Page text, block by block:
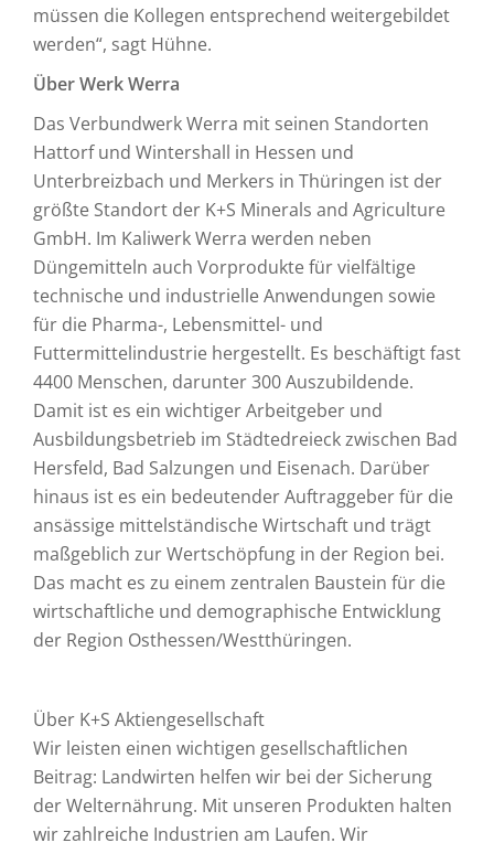
müssen die Kollegen entsprechend weitergebildet
werden“, sagt Hühne.
Über Werk Werra
Das Verbundwerk Werra mit seinen Standorten
Hattorf und Wintershall in Hessen und
Unterbreizbach und Merkers in Thüringen ist der
größte Standort der K+S Minerals and Agriculture
GmbH. Im Kaliwerk Werra werden neben
Düngemitteln auch Vorprodukte für vielfältige
technische und industrielle Anwendungen sowie
für die Pharma-, Lebensmittel- und
Futtermittelindustrie hergestellt. Es beschäftigt fast
4400 Menschen, darunter 300 Auszubildende.
Damit ist es ein wichtiger Arbeitgeber und
Ausbildungsbetrieb im Städtedreieck zwischen Bad
Hersfeld, Bad Salzungen und Eisenach. Darüber
hinaus ist es ein bedeutender Auftraggeber für die
ansässige mittelständische Wirtschaft und trägt
maßgeblich zur Wertschöpfung in der Region bei.
Das macht es zu einem zentralen Baustein für die
wirtschaftliche und demographische Entwicklung
der Region Osthessen/Westthüringen.
Über K+S Aktiengesellschaft
Wir leisten einen wichtigen gesellschaftlichen
Beitrag: Landwirten helfen wir bei der Sicherung
der Welternährung. Mit unseren Produkten halten
wir zahlreiche Industrien am Laufen. Wir